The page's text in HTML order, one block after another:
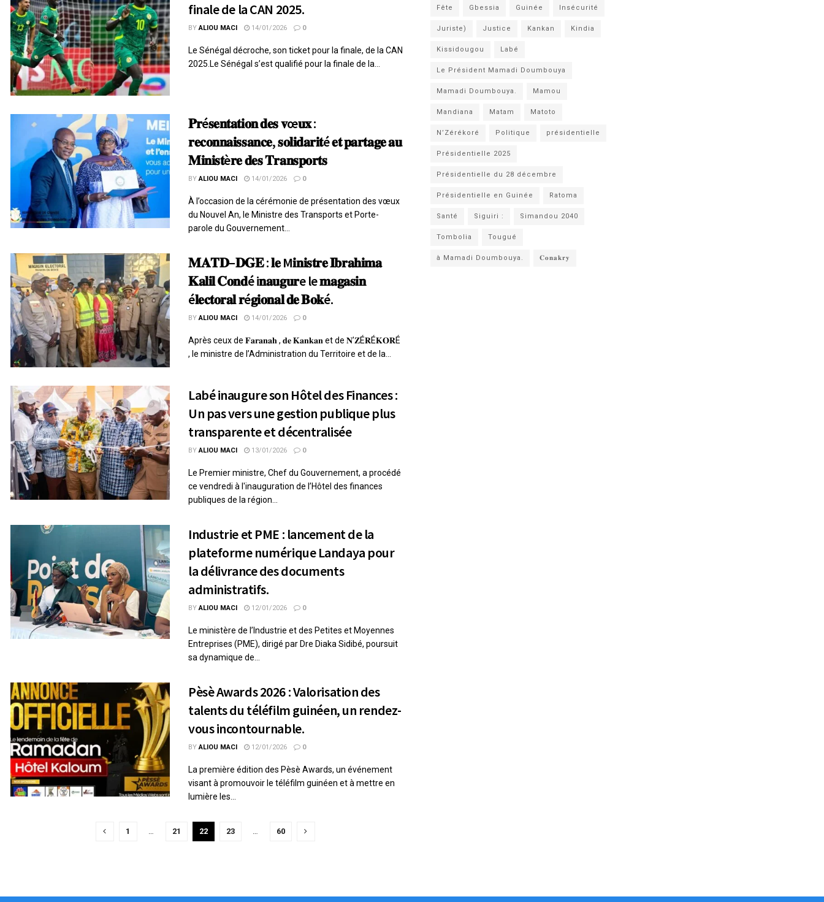
finale de la CAN 2025.
BY ALIOU MACI 14/01/2026 0
Le Sénégal décroche, son ticket pour la finale, de la CAN
2025.Le Sénégal s’est qualifié pour la finale de la...
𝐏𝐫é𝐬𝐞𝐧𝐭𝐚𝐭𝐢𝐨𝐧 𝐝𝐞𝐬 𝐯œ𝐮𝐱 :
𝐫𝐞𝐜𝐨𝐧𝐧𝐚𝐢𝐬𝐬𝐚𝐧𝐜𝐞, 𝐬𝐨𝐥𝐢𝐝𝐚𝐫𝐢𝐭é 𝐞𝐭 𝐩𝐚𝐫𝐭𝐚𝐠𝐞 𝐚𝐮
𝐌𝐢𝐧𝐢𝐬𝐭è𝐫𝐞 𝐝𝐞𝐬 𝐓𝐫𝐚𝐧𝐬𝐩𝐨𝐫𝐭𝐬
BY ALIOU MACI 14/01/2026 0
À l’occasion de la cérémonie de présentation des vœux
du Nouvel An, le Ministre des Transports et Porte-
parole du Gouvernement...
𝐌𝐀𝐓𝐃–𝐃𝐆𝐄 : 𝐥𝐞 M𝐢𝐧𝐢𝐬𝐭𝐫𝐞 𝐈𝐛𝐫𝐚𝐡𝐢𝐦𝐚
𝐊𝐚𝐥𝐢𝐥 𝐂𝐨𝐧𝐝é i𝐧𝐚𝐮𝐠𝐮𝐫e le 𝐦𝐚𝐠𝐚𝐬𝐢𝐧
é𝐥𝐞𝐜𝐭𝐨𝐫𝐚𝐥 𝐫é𝐠𝐢𝐨𝐧𝐚𝐥 𝐝𝐞 𝐁𝐨𝐤é.
BY ALIOU MACI 14/01/2026 0
Après ceux de 𝐅𝐚𝐫𝐚𝐧𝐚𝐡 , 𝐝𝐞 𝐊𝐚𝐧𝐤𝐚𝐧 et de 𝐍’𝐙É𝐑É𝐊𝐎𝐑É
, le ministre de l’Administration du Territoire et de la...
Labé inaugure son Hôtel des Finances :
Un pas vers une gestion publique plus
transparente et décentralisée
BY ALIOU MACI 13/01/2026 0
Le Premier ministre, Chef du Gouvernement, a procédé
ce vendredi à l'inauguration de l’Hôtel des finances
publiques de la région...
Industrie et PME : lancement de la
plateforme numérique Landaya pour
la délivrance des documents
administratifs.
BY ALIOU MACI 12/01/2026 0
Le ministère de l’Industrie et des Petites et Moyennes
Entreprises (PME), dirigé par Dre Diaka Sidibé, poursuit
sa dynamique de...
Pèsè Awards 2026 : Valorisation des
talents du téléfilm guinéen, un rendez-
vous incontournable.
BY ALIOU MACI 12/01/2026 0
La première édition des Pèsè Awards, un événement
visant à promouvoir le téléfilm guinéen et à mettre en
lumière les...
1 21 22 23 60
Fête Gbessia Guinée Insécurité
Juriste) Justice Kankan Kindia
Kissidougou Labé
Le Président Mamadi Doumbouya
Mamadi Doumbouya. Mamou
Mandiana Matam Matoto
N’Zérékoré Politique présidentielle
Présidentielle 2025
Présidentielle du 28 décembre
Présidentielle en Guinée Ratoma
Santé Siguiri : Simandou 2040
Tombolia Tougué
à Mamadi Doumbouya. 𝐂𝐨𝐧𝐚𝐤𝐫𝐲